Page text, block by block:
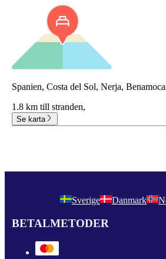
Spanien, Costa del Sol, Nerja,
1.8 km till stranden,
Se karta
Sverige Danmark
BETALMETODER